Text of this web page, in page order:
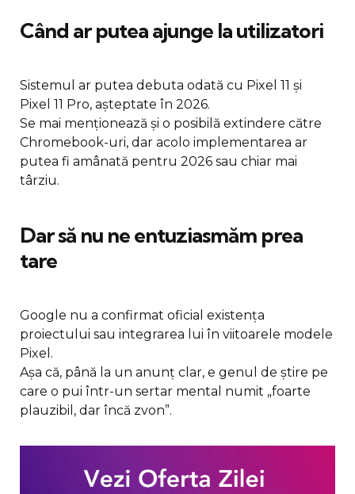
Când ar putea ajunge la utilizatori
Sistemul ar putea debuta odată cu Pixel 11 și
Pixel 11 Pro, așteptate în 2026.
Se mai menționează și o posibilă extindere către
Chromebook-uri, dar acolo implementarea ar
putea fi amânată pentru 2026 sau chiar mai
târziu.
Dar să nu ne entuziasmăm prea
tare
Google nu a confirmat oficial existența
proiectului sau integrarea lui în viitoarele modele
Pixel.
Așa că, până la un anunț clar, e genul de știre pe
care o pui într-un sertar mental numit „foarte
plauzibil, dar încă zvon”.